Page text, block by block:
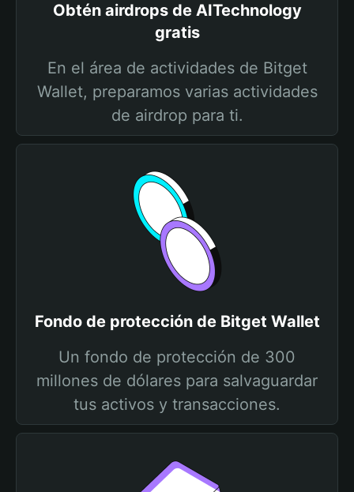
Obtén airdrops de AITechnology
gratis
En el área de actividades de Bitget
Wallet, preparamos varias actividades
de airdrop para ti.
Fondo de protección de Bitget Wallet
Un fondo de protección de 300
millones de dólares para salvaguardar
tus activos y transacciones.